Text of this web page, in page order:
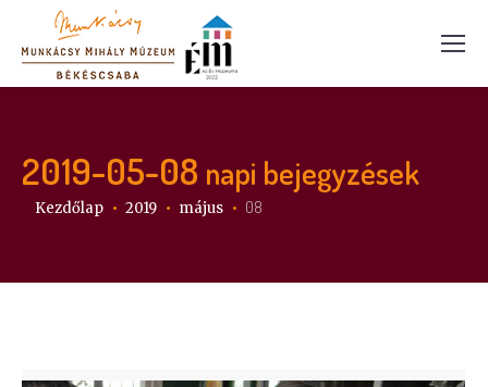
2019-05-08 napi bejegyzések
Itt vagy:
Kezdőlap 2019 május 08